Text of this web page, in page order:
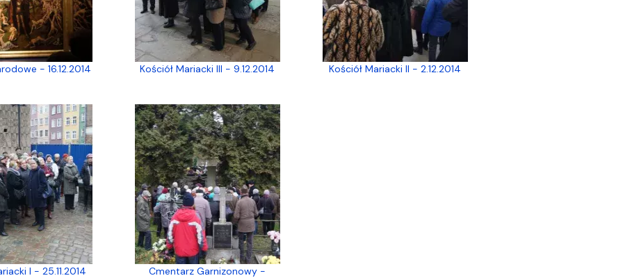
- 16.12.2014 Kościół Mariacki III - 9.12.2014 Kościół Mariacki II - 2.12.2014
I - 25.11.2014
Cmentarz Garnizonowy -